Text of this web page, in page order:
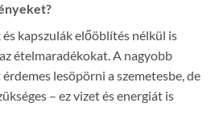
kapszulák előöblítés nélkül is
ételmaradékokat. A nagyobb
lesöpörni a szemetesbe, de
– ez vizet és energiát is